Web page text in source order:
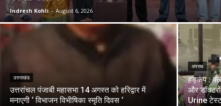
Indresh Kohli - August 6, 2026
उत्तराखंड
उत्तरांचल पंजाबी महासभा 14 अगस्त को हरिद्वार में
मनाएगी ‘ विभाजन विभीषिका स्मृति दिवस ‘
अपराध
हड़कंप :
और
Urine